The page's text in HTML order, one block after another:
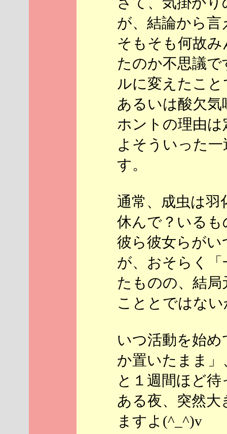
が、結論から
そもそも何故
たのか不思議
ルに変えたこ
あるいは酸欠
ホントの理由
よそういった
す。
通常、成虫は
休んで？いるも
彼ら彼女らが
が、おそらく
たものの、結
こととではな
いつ活動を始
か置いたまま
と１週間ほど
ある夜、突然
ますよ(^_^)v